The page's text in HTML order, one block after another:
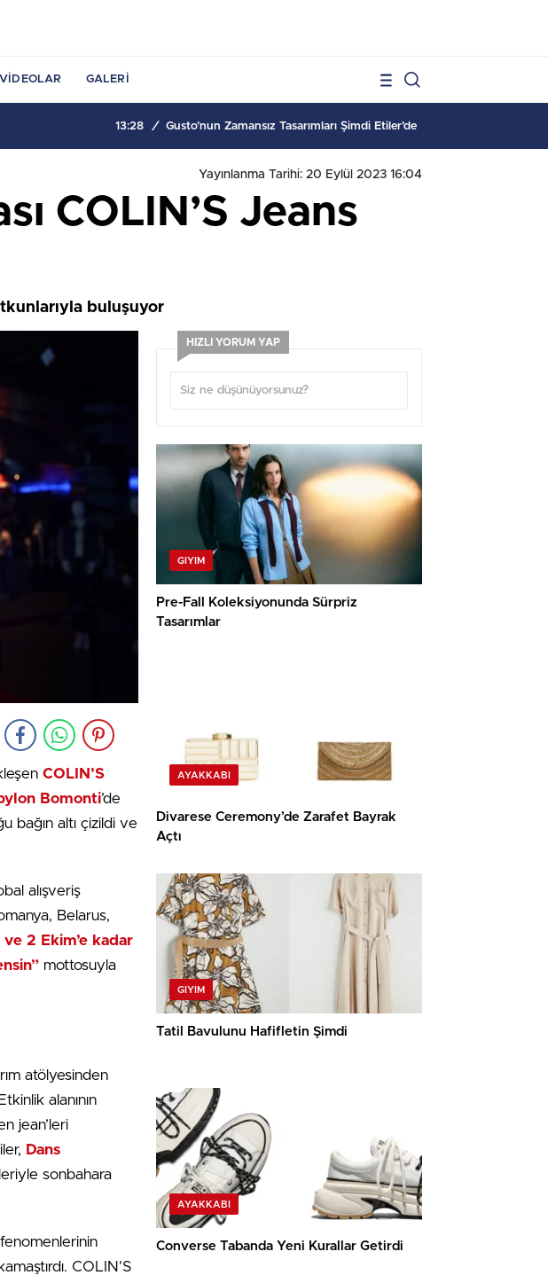
VIDEOLAR GALERI
Yayınlanma Tarihi: 20 Eylül 2023 16:04
COLIN’S Jeans
buluşuyor
COLIN’S
Bomonti’de
bağın altı çizildi ve
alışveriş
Belarus,
ve 2 Ekim’e kadar
mottosuyla
atölyesinden
alanının
jean’leri
Dans
sonbahara
fenomenlerinin
COLIN’S
HIZLI YORUM YAP
GIYIM
Pre-Fall Koleksiyonunda Sürpriz
Tasarımlar
AYAKKABI
Divarese Ceremony’de Zarafet Bayrak
Açtı
GIYIM
Tatil Bavulunu Hafifletin Şimdi
AYAKKABI
Converse Tabanda Yeni Kurallar Getirdi